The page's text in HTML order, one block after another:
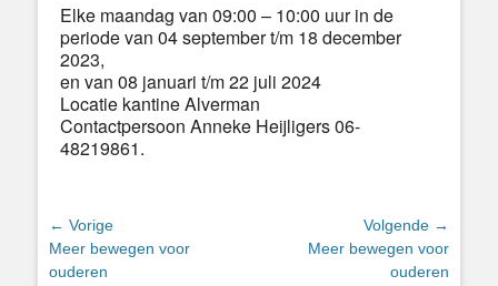
Elke maandag van 09:00 – 10:00 uur in de
periode van 04 september t/m 18 december
2023,
en van 08 januari t/m 22 juli 2024
Locatie kantine Alverman
Contactpersoon Anneke Heijligers 06-
48219861.
Bericht
navigatie
← Vorige
Vorig
bericht:
Meer bewegen voor
ouderen
Volgende →
Meer bewegen voor
ouderen